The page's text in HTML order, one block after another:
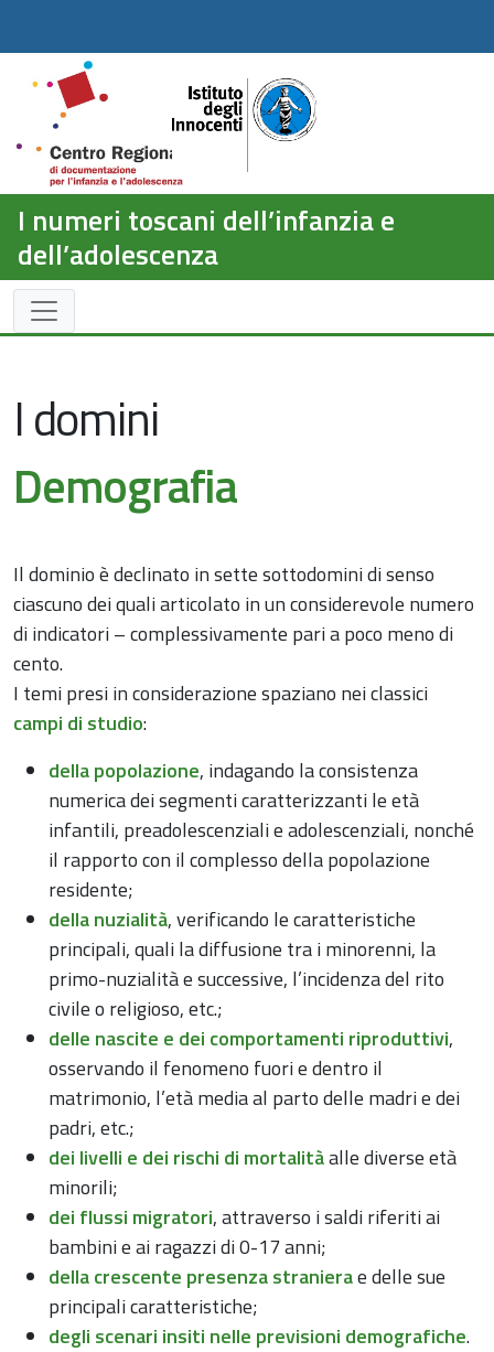
I numeri toscani dell’infanzia e
dell’adolescenza
I domini
Demografia
Il dominio è declinato in sette sottodomini di senso
ciascuno dei quali articolato in un considerevole numero
di indicatori – complessivamente pari a poco meno di
cento.
I temi presi in considerazione spaziano nei classici
campi di studio:
della popolazione, indagando la consistenza
numerica dei segmenti caratterizzanti le età
infantili, preadolescenziali e adolescenziali, nonché
il rapporto con il complesso della popolazione
residente;
della nuzialità, verificando le caratteristiche
principali, quali la diffusione tra i minorenni, la
primo-nuzialità e successive, l’incidenza del rito
civile o religioso, etc.;
delle nascite e dei comportamenti riproduttivi,
osservando il fenomeno fuori e dentro il
matrimonio, l’età media al parto delle madri e dei
padri, etc.;
dei livelli e dei rischi di mortalitàalle diverse età
minorili;
dei flussi migratori, attraverso i saldi riferiti ai
bambini e ai ragazzi di 0-17 anni;
della crescente presenza stranierae delle sue
principali caratteristiche;
degli scenari insiti nelle previsioni demografiche.